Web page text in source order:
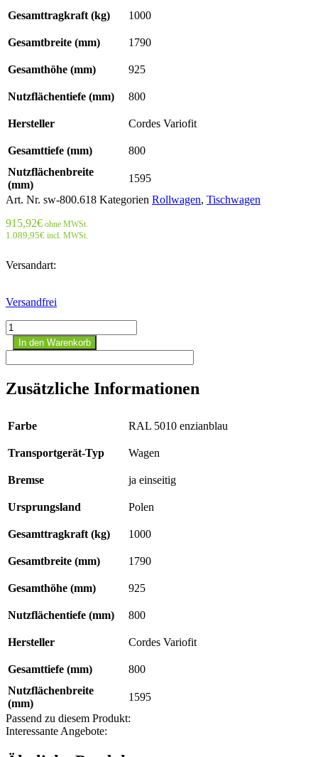
Gesamttragkraft (kg) 1000
Gesamtbreite (mm) 1790
Gesamthöhe (mm) 925
Nutzflächentiefe (mm) 800
Hersteller Cordes Variofit
Gesamttiefe (mm)
800
Nutzflächenbreite
(mm)
1595
Art. Nr. sw-800.618 Kategorien Rollwagen, Tischwagen
915,92€ ohne MWSt.
1.089,95€ incl. MWSt.
Versandart:
Versandfrei
Schwerlast
Tischwagen
mit
3
Menge
In den Warenkorb
Zusätzliche Informationen
Farbe RAL 5010 enzianblau
Transportgerät-Typ Wagen
Bremse ja einseitig
Ursprungsland Polen
Gesamttragkraft (kg) 1000
Gesamtbreite (mm) 1790
Gesamthöhe (mm) 925
Nutzflächentiefe (mm) 800
Hersteller Cordes Variofit
Gesamttiefe (mm)
800
Nutzflächenbreite
(mm)
1595
Passend zu diesem Produkt:
Interessante Angebote: